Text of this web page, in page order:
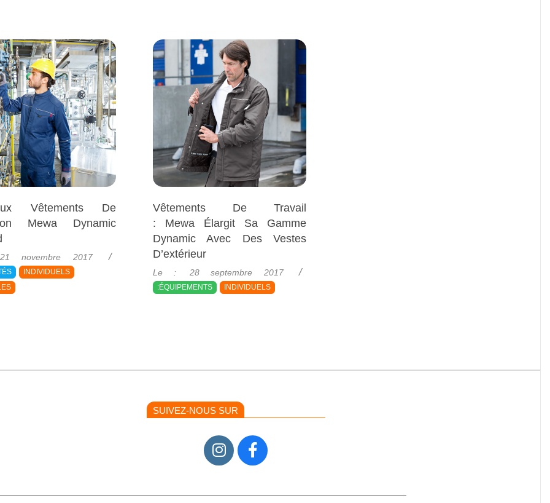
Vêtements De
Mewa Dynamic
21 novembre 2017
INDIVIDUELS
Vêtements De Travail
: Mewa Élargit Sa Gamme
Dynamic Avec Des Vestes
D’extérieur
2017-
09-
28
Le : 28 septembre 2017
:ÉQUIPEMENTS INDIVIDUELS
SUIVEZ-NOUS SUR